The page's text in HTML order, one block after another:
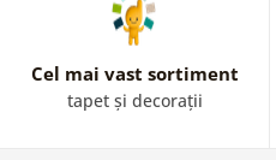
Cel mai vast sortiment
tapet și decorații